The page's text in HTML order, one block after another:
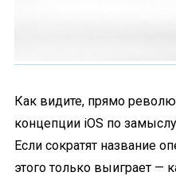
Как видите, прямо
концепции iOS по
Если сократят название
этого только выиграет —